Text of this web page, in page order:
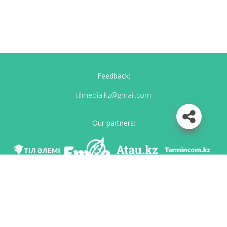
Feedback:
tilmedia.kz@gmail.com
Our partners: